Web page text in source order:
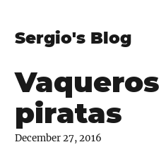
Sergio's Blog
piratas
December 27, 2016